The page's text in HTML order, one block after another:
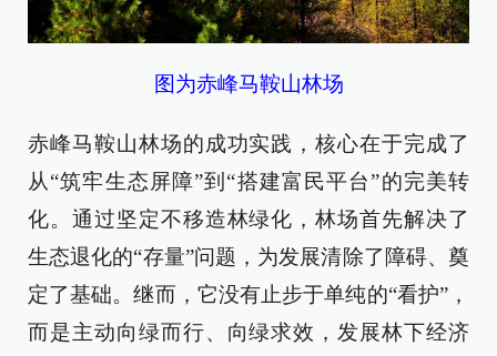
图为赤峰马鞍山林场
赤峰马鞍山林场的成功实践，核心在于完成了
从“筑牢生态屏障”到“搭建富民平台”的完美转
化。通过坚定不移造林绿化，林场首先解决了
生态退化的“存量”问题，为发展清除了障碍、奠
定了基础。继而，它没有止步于单纯的“看护”，
而是主动向绿而行、向绿求效，发展林下经济